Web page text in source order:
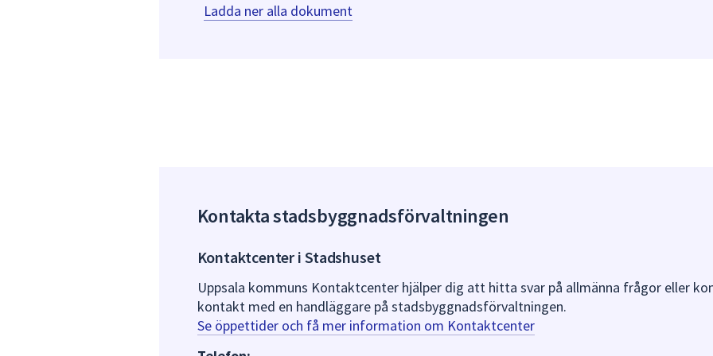
Ladda ner alla dokument
Kontakta stadsbyggnadsförvaltningen
Kontaktcenter i Stadshuset
Uppsala kommuns Kontaktcenter hjälper dig att hitta svar på allmänna frågor eller
kontakt med en handläggare på stadsbyggnadsförvaltningen.
Se öppettider och få mer information om Kontaktcenter